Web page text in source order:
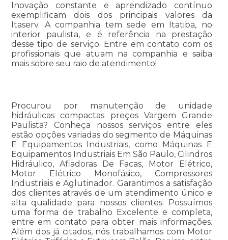
Inovação constante e aprendizado contínuo
exemplificam dois dos principais valores da
Itaserv. A companhia tem sede em Itatiba, no
interior paulista, e é referência na prestação
desse tipo de serviço. Entre em contato com os
profissionais que atuam na companhia e saiba
mais sobre seu raio de atendimento!
Procurou por manutenção de unidade
hidráulicas compactas preços Vargem Grande
Paulista? Conheça nossos serviços entre eles
estão opções variadas do segmento de Máquinas
E Equipamentos Industriais, como Máquinas E
Equipamentos Industriais Em São Paulo, Cilindros
Hidráulico, Afiadoras De Facas, Motor Elétrico,
Motor Elétrico Monofásico, Compressores
Industriais e Aglutinador. Garantimos a satisfação
dos clientes através de um atendimento único e
alta qualidade para nossos clientes. Possuímos
uma forma de trabalho Excelente e completa,
entre em contato para obter mais informações.
Além dos já citados, nós trabalhamos com Motor